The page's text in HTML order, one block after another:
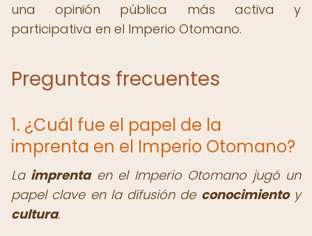
una opinión pública más activa y
participativa en el Imperio Otomano.
Preguntas frecuentes
1. ¿Cuál fue el papel de la
imprenta en el Imperio Otomano?
La imprentaen el Imperio Otomano jugó un
papel clave en la difusión de conocimientoy
cultura.